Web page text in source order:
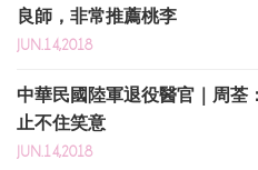
良師，非常推薦桃李
JUN.14,2018
中華民國陸軍退役醫官｜周荃
止不住笑意
JUN.14,2018